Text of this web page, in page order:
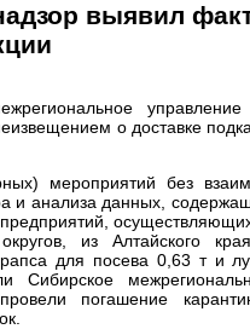
выявил
управление
о доставке
мероприятий без
и анализа данных,
из Алтайского
для посева 0,63 т и
Сибирское
погашение